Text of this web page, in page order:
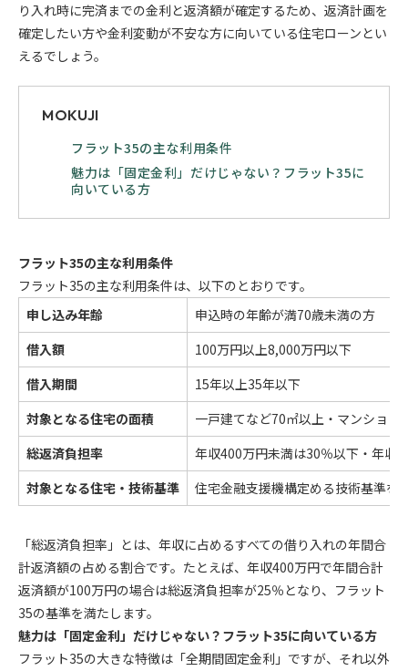
り入れ時に完済までの金利と返済額が確定するため、返済計画を
確定したい方や金利変動が不安な方に向いている住宅ローンとい
えるでしょう。
MOKUJI
フラット35の主な利用条件
魅力は「固定金利」だけじゃない？フラット35に
向いている方
フラット35の主な利用条件
フラット35の主な利用条件は、以下のとおりです。
申し込み年齢
申込時の年齢が満70歳未満の方
借入額
100万円以上8,000万円以下
借入期間
15年以上35年以下
対象となる住宅の面積
一戸建てなど70㎡以上・マンション
総返済負担率
年収400万円未満は30％以下・年収
対象となる住宅・技術基準
住宅金融支援機構定める技術基準を
「総返済負担率」とは、年収に占めるすべての借り入れの年間合
計返済額の占める割合です。たとえば、年収400万円で年間合計
返済額が100万円の場合は総返済負担率が25％となり、フラット
35の基準を満たします。
魅力は「固定金利」だけじゃない？フラット35に向いている方
フラット35の大きな特徴は「全期間固定金利」ですが、それ以外